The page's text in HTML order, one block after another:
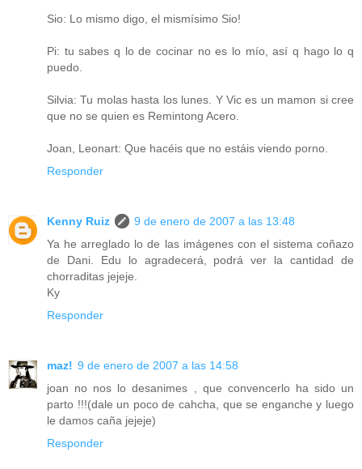
Sio: Lo mismo digo, el mismísimo Sio!
Pi: tu sabes q lo de cocinar no es lo mío, así q hago lo q
puedo.
Silvia: Tu molas hasta los lunes. Y Vic es un mamon si cree
que no se quien es Remintong Acero.
Joan, Leonart: Que hacéis que no estáis viendo porno.
Responder
Kenny Ruiz
9 de enero de 2007 a las 13:48
Ya he arreglado lo de las imágenes con el sistema coñazo
de Dani. Edu lo agradecerá, podrá ver la cantidad de
chorraditas jejeje.
Ky
Responder
maz! 9 de enero de 2007 a las 14:58
joan no nos lo desanimes , que convencerlo ha sido un
parto !!!(dale un poco de cahcha, que se enganche y luego
le damos caña jejeje)
Responder